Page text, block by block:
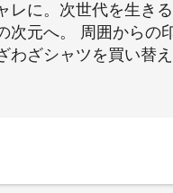
レに。次世代を生
次元へ。 周囲から
ざシャツを買い替